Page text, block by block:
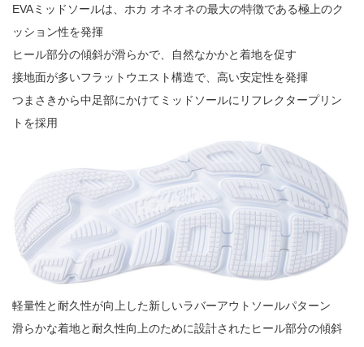
EVAミッドソールは、ホカ オネオネの最大の特徴である極上のク
ッション性を発揮
ヒール部分の傾斜が滑らかで、自然なかかと着地を促す
接地面が多いフラットウエスト構造で、高い安定性を発揮
つまさきから中足部にかけてミッドソールにリフレクタープリン
トを採用
軽量性と耐久性が向上した新しいラバーアウトソールパターン
滑らかな着地と耐久性向上のために設計されたヒール部分の傾斜